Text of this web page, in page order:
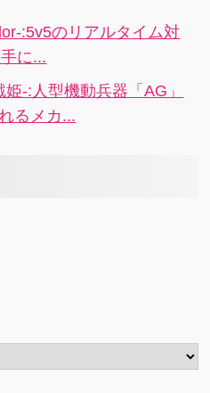
聴途中でも、
他のデバイス
なのです。
:5v5のリアルタイム対
に...
-:人型機動兵器「AG」
るメカ...